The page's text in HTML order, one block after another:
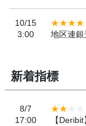
10/15
3:00
地区連銀
新着指標
8/7
17:00
【